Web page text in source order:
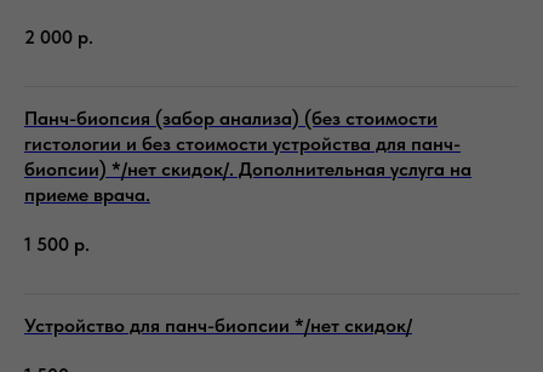
2 000 р.
Панч-биопсия (забор анализа) (без стоимости
гистологии и без стоимости устройства для панч-
биопсии) */нет скидок/. Дополнительная услуга на
приеме врача.
1 500 р.
Устройство для панч-биопсии */нет скидок/